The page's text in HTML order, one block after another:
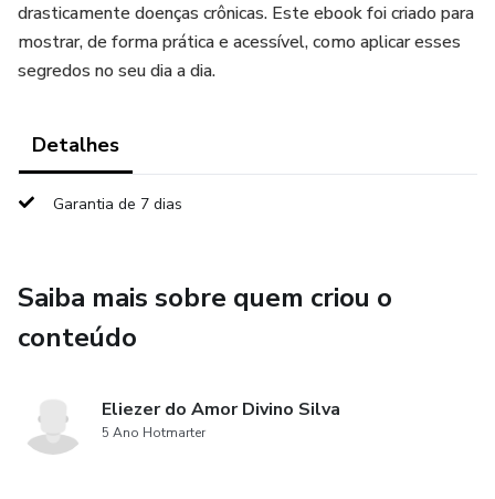
drasticamente doenças crônicas. Este ebook foi criado para
mostrar, de forma prática e acessível, como aplicar esses
segredos no seu dia a dia.
Detalhes
Garantia de 7 dias
Saiba mais sobre quem criou o
conteúdo
Eliezer do Amor Divino Silva
5 Ano Hotmarter